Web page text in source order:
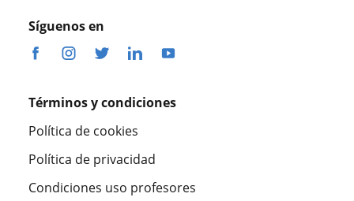
Síguenos en
Términos y condiciones
Política de cookies
Política de privacidad
Condiciones uso profesores